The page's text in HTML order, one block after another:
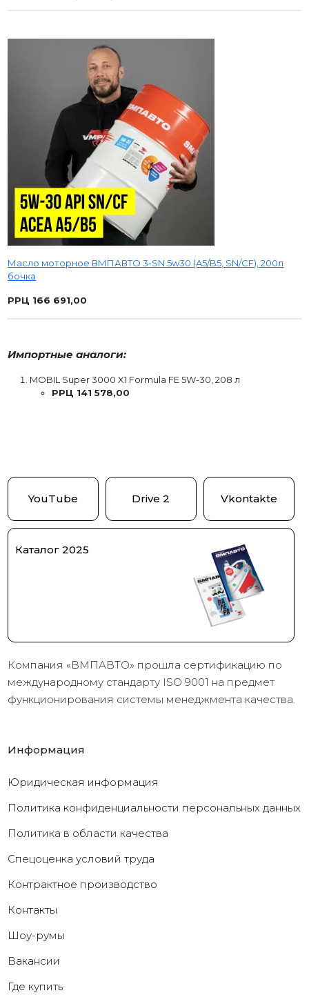
Масло моторное ВМПАВТО 3-SN 5w30 (A5/B5, SN/CF), 200л
бочка
РРЦ 166 691,00
Импортные аналоги:
MOBIL Super 3000 X1 Formula FE 5W-30, 208 л
РРЦ 141 578,00
YouTube Drive 2 Vkontakte
Каталог 2025
Компания «ВМПАВТО» прошла сертификацию по
международному стандарту ISO 9001 на предмет
функционирования системы менеджмента качества.
Информация
Юридическая информация
Политика конфиденциальности персональных данных
Политика в области качества
Cпецоценка условий труда
Контрактное производство
Контакты
Шоу-румы
Вакансии
Где купить